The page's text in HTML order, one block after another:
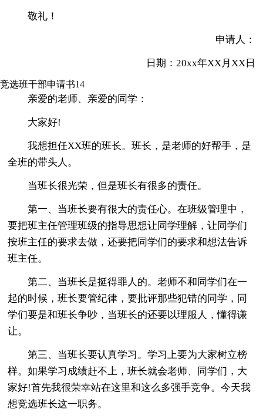
敬礼！
申请人：
日期：20xx年XX月XX日
竞选班干部申请书14
亲爱的老师、亲爱的同学：
大家好!
我想担任XX班的班长。班长，是老师的好帮手，是
全班的带头人。
当班长很光荣，但是班长有很多的责任。
第一、当班长要有很大的责任心。在班级管理中，
要把班主任管理班级的指导思想让同学理解，让同学们
按班主任的要求去做，还要把同学们的要求和想法告诉
班主任。
第二、当班长是挺得罪人的。老师不和同学们在一
起的时候，班长要管纪律，要批评那些犯错的同学，同
学们要是和班长争吵，当班长的还要以理服人，懂得谦
让。
第三、当班长要认真学习。学习上要为大家树立榜
样。如果学习成绩赶不上，班长就会老师、同学们，大
家好!首先我很荣幸站在这里和这么多强手竞争。今天我
想竞选班长这一职务。